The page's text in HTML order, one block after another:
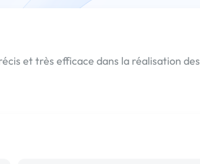
et très efficace dans la réalisation des